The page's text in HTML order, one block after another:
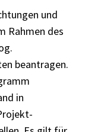
und
Rahmen des
beantragen.
in